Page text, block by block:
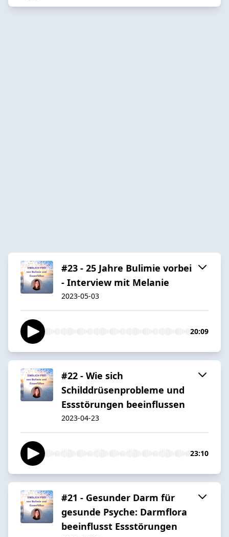
#23 - 25 Jahre Bulimie vorbei
- Interview mit Melanie
2023-05-03
20:09
#22 - Wie sich
Schilddrüsenprobleme und
Essstörungen beeinflussen
2023-04-23
23:10
#21 - Gesunder Darm für
gesunde Psyche: Darmflora
beeinflusst Essstörungen